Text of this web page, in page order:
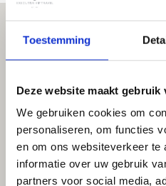
Toestemming
Deze website maakt gebruik
We gebruiken cookies om
personaliseren, om functies
en om ons websiteverkeer te
informatie over uw gebruik
partners voor social media,